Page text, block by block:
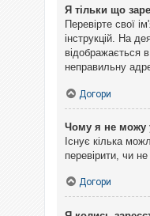
Я тільки що
Перевірте свої
інструкцій. На
відображається
неправильну
Догори
Чому я не можу
Існує кілька
перевірити, чи
Догори